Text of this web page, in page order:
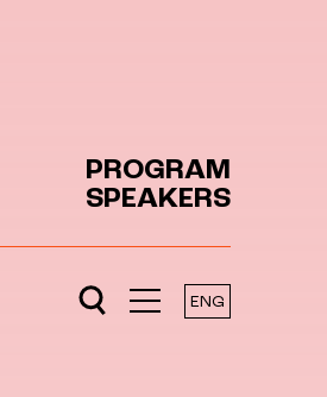
PROGRAM
SPEAKERS
ENG